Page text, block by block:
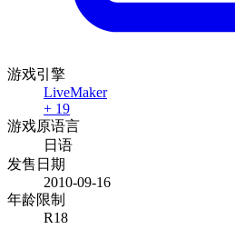
游戏引擎
LiveMaker
+ 19
游戏原语言
日语
发售日期
2010-09-16
年龄限制
R18